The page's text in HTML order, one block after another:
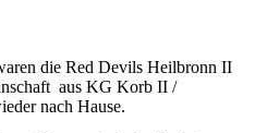
die Red Devils Heilbronn II
aus KG Korb II /
nach Hause.